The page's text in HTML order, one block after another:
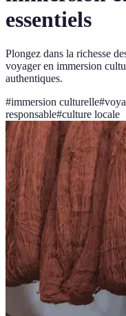
essentiels
Plongez dans la richesse
voyager en immersion
authentiques.
#immersion culturelle#
responsable#culture locale